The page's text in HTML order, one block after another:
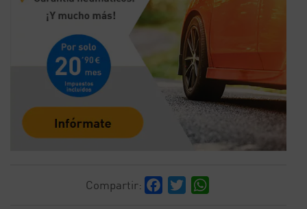
Compartir: Facebook
Twitter